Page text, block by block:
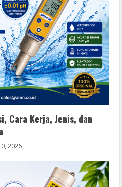
Cara Kerja, Jenis, dan
2026